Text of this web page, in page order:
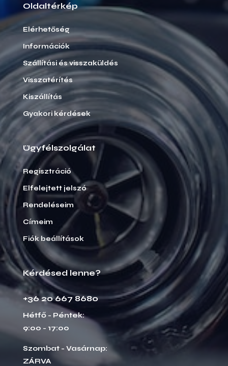
Oldaltérkép
Elérhetőség
Információk
Szállítási és visszaküldés
Visszatérítés
Kiszállítás
Gyakori kérdések
Ügyfélszolgálat
Regisztráció
Elfelejtett jelszó
Rendeléseim
Címeim
Fiók beállítások
Kérdésed lenne?
+36 20 667 8680
Hétfő - Péntek:
9:00 - 17:00
Szombat - Vasárnap:
ZÁRVA